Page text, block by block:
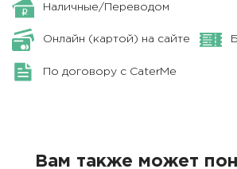
Наличные/Переводом
Онлайн (картой) на сайте
По договору с CaterMe
Вам также может